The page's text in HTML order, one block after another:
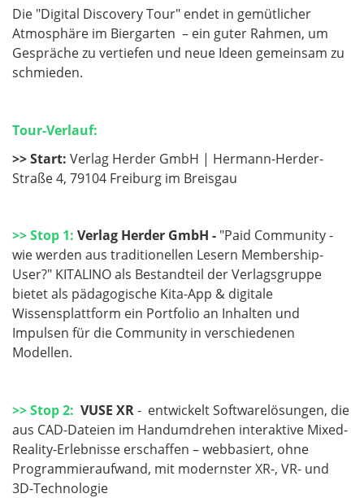
Die "Digital Discovery Tour" endet in gemütlicher
Atmosphäre im Biergarten – ein guter Rahmen, um
Gespräche zu vertiefen und neue Ideen gemeinsam zu
schmieden.
Tour-Verlauf:
>> Start: Verlag Herder GmbH | Hermann-Herder-
Straße 4, 79104 Freiburg im Breisgau
>>Stop 1: Verlag Herder GmbH - "Paid Community -
wie werden aus traditionellen Lesern Membership-
User?" KITALINO als Bestandteil der Verlagsgruppe
bietet als pädagogische Kita-App & digitale
Wissensplattform ein Portfolio an Inhalten und
Impulsen für die Community in verschiedenen
Modellen.
>>Stop 2: VUSE XR- entwickelt Softwarelösungen, die
aus CAD-Dateien im Handumdrehen interaktive Mixed-
Reality-Erlebnisse erschaffen – webbasiert, ohne
Programmieraufwand, mit modernster XR-, VR- und
3D-Technologie